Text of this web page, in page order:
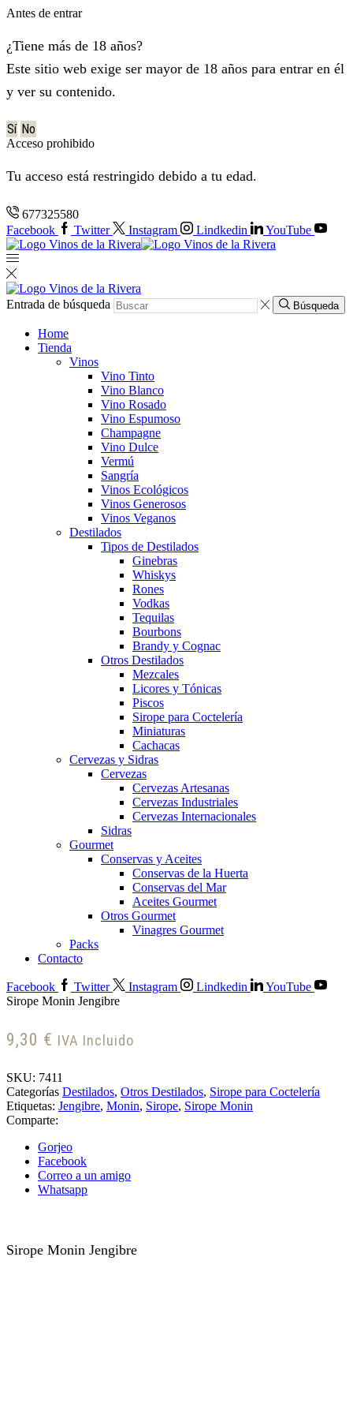
Antes de entrar
¿Tiene más de 18 años?
Este sitio web exige ser mayor de 18 años para entrar en él
y ver su contenido.
Sí No
Acceso prohibido
Tu acceso está restringido debido a tu edad.
677325580
Facebook
Twitter Instagram Lindkedin YouTube
Entrada de búsqueda Búsqueda
Home
Tienda
Vinos
Vino Tinto
Vino Blanco
Vino Rosado
Vino Espumoso
Champagne
Vino Dulce
Vermú
Sangría
Vinos Ecológicos
Vinos Generosos
Vinos Veganos
Destilados
Tipos de Destilados
Ginebras
Whiskys
Rones
Vodkas
Tequilas
Bourbons
Brandy y Cognac
Otros Destilados
Mezcales
Licores y Tónicas
Piscos
Sirope para Coctelería
Miniaturas
Cachacas
Cervezas y Sidras
Cervezas
Cervezas Artesanas
Cervezas Industriales
Cervezas Internacionales
Sidras
Gourmet
Conservas y Aceites
Conservas de la Huerta
Conservas del Mar
Aceites Gourmet
Otros Gourmet
Vinagres Gourmet
Packs
Contacto
Facebook Twitter Instagram Lindkedin
YouTube
Sirope Monin Jengibre
9,30 € IVA Incluido
SKU: 7411
Categorías Destilados, Otros Destilados, Sirope para Coctelería
Etiquetas: Jengibre, Monin, Sirope, Sirope Monin
Comparte:
Gorjeo
Facebook
Correo a un amigo
Whatsapp
Sirope Monin Jengibre